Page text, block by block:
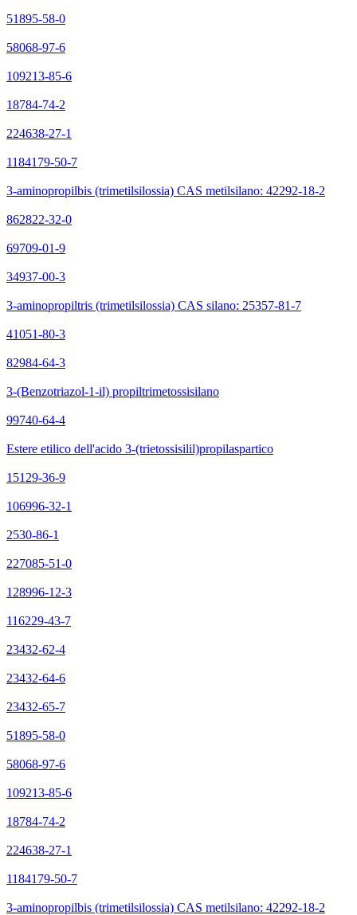
51895-58-0
58068-97-6
109213-85-6
18784-74-2
224638-27-1
1184179-50-7
3-aminopropilbis (trimetilsilossia) CAS metilsilano: 42292-18-2
862822-32-0
69709-01-9
34937-00-3
3-aminopropiltris (trimetilsilossia) CAS silano: 25357-81-7
41051-80-3
82984-64-3
3-(Benzotriazol-1-il) propiltrimetossisilano
99740-64-4
Estere etilico dell'acido 3-(trietossisilil)propilaspartico
15129-36-9
106996-32-1
2530-86-1
227085-51-0
128996-12-3
116229-43-7
23432-62-4
23432-64-6
23432-65-7
51895-58-0
58068-97-6
109213-85-6
18784-74-2
224638-27-1
1184179-50-7
3-aminopropilbis (trimetilsilossia) CAS metilsilano: 42292-18-2